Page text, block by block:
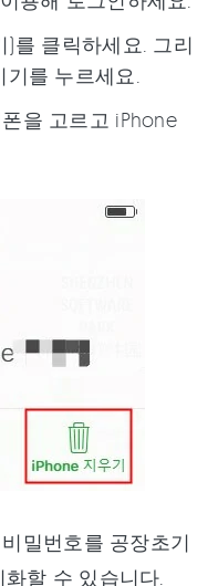
)를 클릭하세요. 그리
를 누르세요.
을 고르고 iPhone
밀번호를 공장초기
할 수 있습니다.